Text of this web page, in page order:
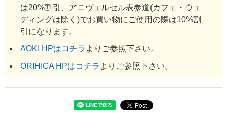
は20%割引、アニヴェルセル表参道(カフェ・ウェ
ディングは除く)でお買い物にご使用の際は10%割
引になります。
AOKI HPはコチラ よりご参照下さい。
ORIHICA HPはコチラ よりご参照下さい。